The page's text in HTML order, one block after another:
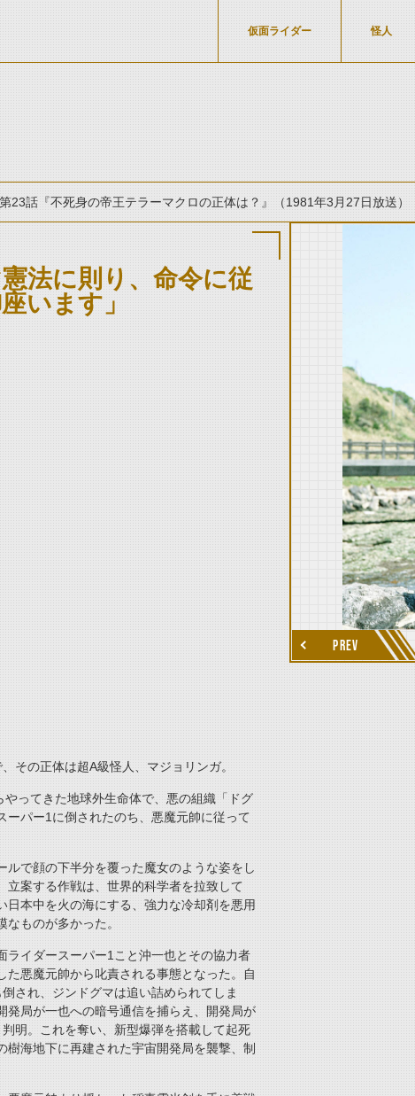
仮面ライダー 怪人
第23話『不死身の帝王テラーマクロの正体は？』（1981年3月27日放送）
法に則り、命令に従
います」
その正体は超A級怪人、マジョリンガ。
ってきた地球外生命体で、悪の組織「ドグ
パー1に倒されたのち、悪魔元帥に従って
で顔の下半分を覆った魔女のような姿をし
立案する作戦は、世界的科学者を拉致して
本中を火の海にする、強力な冷却剤を悪用
ものが多かった。
ライダースーパー1こと沖一也とその協力者
悪魔元帥から叱責される事態となった。自
され、ジンドグマは追い詰められてしま
発局が一也への暗号通信を捕らえ、開発局が
明。これを奪い、新型爆弾を搭載して起死
海地下に再建された宇宙開発局を襲撃、制
PREV